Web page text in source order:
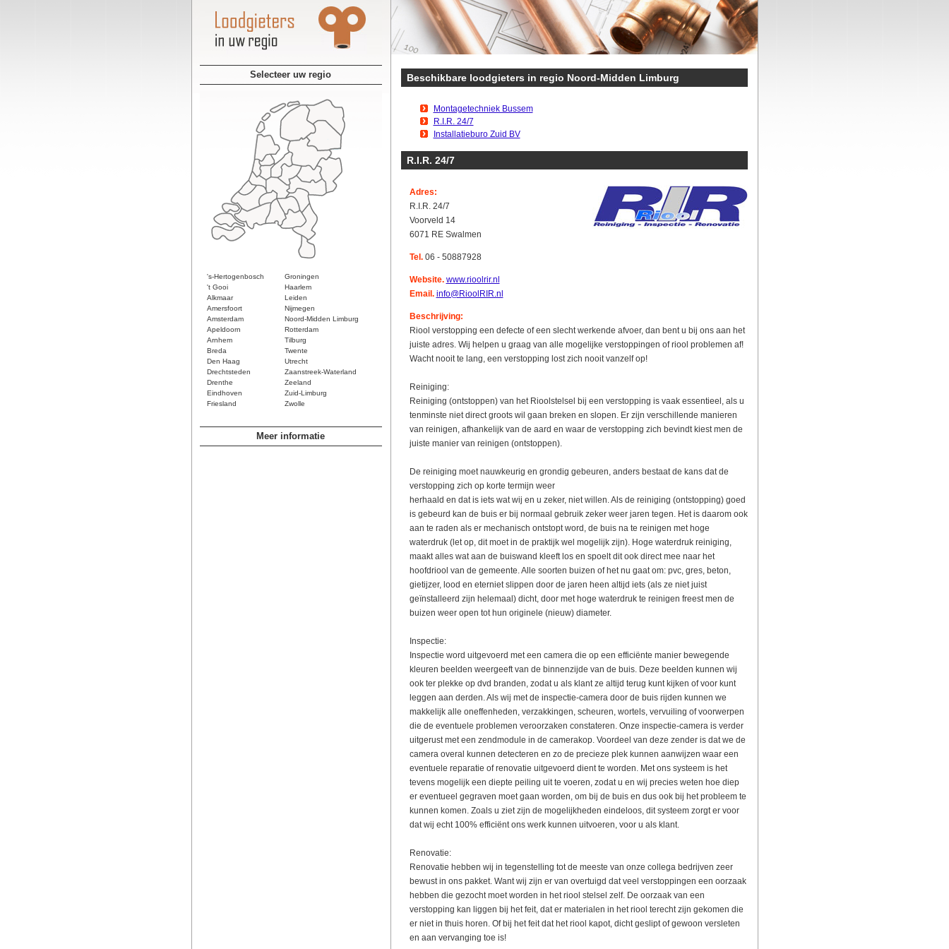
Selecteer uw regio
's-Hertogenbosch
Groningen
't Gooi
Haarlem
Alkmaar
Leiden
Amersfoort
Nijmegen
Amsterdam
Noord-Midden Limburg
Apeldoorn
Rotterdam
Arnhem
Tilburg
Breda
Twente
Den Haag
Utrecht
Drechtsteden
Zaanstreek-Waterland
Drenthe
Zeeland
Eindhoven
Zuid-Limburg
Friesland
Zwolle
Meer informatie
Beschikbare loodgieters in regio Noord-Midden Limburg
Montagetechniek Bussem
R.I.R. 24/7
Installatieburo Zuid BV
R.I.R. 24/7
Adres:
R.I.R. 24/7
Voorveld 14
6071 RE Swalmen
Tel.06 - 50887928
Website. www.rioolrir.nl
Email. info@RioolRIR.nl
Beschrijving:
Riool verstopping een defecte of een slecht werkende afvoer, dan bent u bij ons aan het
juiste adres. Wij helpen u graag van alle mogelijke verstoppingen of riool problemen af!
Wacht nooit te lang, een verstopping lost zich nooit vanzelf op!
Reiniging:
Reiniging (ontstoppen) van het Rioolstelsel bij een verstopping is vaak essentieel, als u
tenminste niet direct groots wil gaan breken en slopen. Er zijn verschillende manieren
van reinigen, afhankelijk van de aard en waar de verstopping zich bevindt kiest men de
juiste manier van reinigen (ontstoppen).
De reiniging moet nauwkeurig en grondig gebeuren, anders bestaat de kans dat de
verstopping zich op korte termijn weer
herhaald en dat is iets wat wij en u zeker, niet willen. Als de reiniging (ontstopping) goed
is gebeurd kan de buis er bij normaal gebruik zeker weer jaren tegen. Het is daarom ook
aan te raden als er mechanisch ontstopt word, de buis na te reinigen met hoge
waterdruk (let op, dit moet in de praktijk wel mogelijk zijn). Hoge waterdruk reiniging,
maakt alles wat aan de buiswand kleeft los en spoelt dit ook direct mee naar het
hoofdriool van de gemeente. Alle soorten buizen of het nu gaat om: pvc, gres, beton,
gietijzer, lood en eterniet slippen door de jaren heen altijd iets (als ze niet juist
geïnstalleerd zijn helemaal) dicht, door met hoge waterdruk te reinigen freest men de
buizen weer open tot hun originele (nieuw) diameter.
Inspectie:
Inspectie word uitgevoerd met een camera die op een efficiënte manier bewegende
kleuren beelden weergeeft van de binnenzijde van de buis. Deze beelden kunnen wij
ook ter plekke op dvd branden, zodat u als klant ze altijd terug kunt kijken of voor kunt
leggen aan derden. Als wij met de inspectie-camera door de buis rijden kunnen we
makkelijk alle oneffenheden, verzakkingen, scheuren, wortels, vervuiling of voorwerpen
die de eventuele problemen veroorzaken constateren. Onze inspectie-camera is verder
uitgerust met een zendmodule in de camerakop. Voordeel van deze zender is dat we de
camera overal kunnen detecteren en zo de precieze plek kunnen aanwijzen waar een
eventuele reparatie of renovatie uitgevoerd dient te worden. Met ons systeem is het
tevens mogelijk een diepte peiling uit te voeren, zodat u en wij precies weten hoe diep
er eventueel gegraven moet gaan worden, om bij de buis en dus ook bij het probleem te
kunnen komen. Zoals u ziet zijn de mogelijkheden eindeloos, dit systeem zorgt er voor
dat wij echt 100% efficiënt ons werk kunnen uitvoeren, voor u als klant.
Renovatie:
Renovatie hebben wij in tegenstelling tot de meeste van onze collega bedrijven zeer
bewust in ons pakket. Want wij zijn er van overtuigd dat veel verstoppingen een oorzaak
hebben die gezocht moet worden in het riool stelsel zelf. De oorzaak van een
verstopping kan liggen bij het feit, dat er materialen in het riool terecht zijn gekomen die
er niet in thuis horen. Of bij het feit dat het riool kapot, dicht geslipt of gewoon versleten
en aan vervanging toe is!